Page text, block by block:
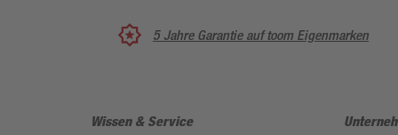
5 Jahre Garantie auf toom Eigenmarken
Wissen & Service